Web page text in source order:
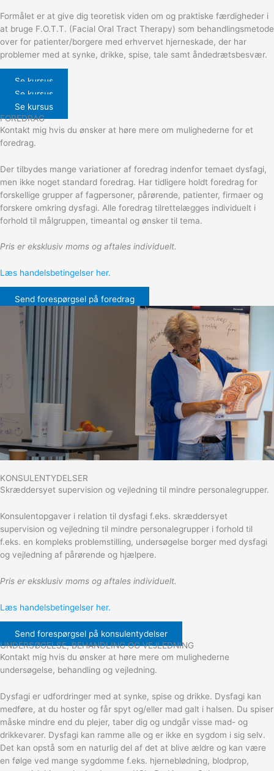
Formålet er at give dig teoretisk viden om og praktiske færdigheder i
at bruge F.O.T.T. (Facial Oral Tract Therapy) som behandlingsmetode
over for patienter/borgere med erhvervet hjerneskade, der har
problemer med at synke, drikke, spise, tale samt åndedrætsbesvær.
Se kursus
Se kursus
Se kursus
FOREDRAG
Kontakt mig hvis du ønsker at høre mere om mulighederne for et
foredrag.
Der tilbydes mange variationer af foredrag indenfor temaet dysfagi,
men ikke noget standard foredrag. Har tidligere holdt foredrag for
forskellige grupper af fagpersoner, pårørende, patienter, firmaer og
forskere omkring dysfagi. Alle foredrag tilrettelægges individuelt i
forhold til målgruppen, timeantal og ønsker til tema.
Pris er eksklusiv moms og aftales individuelt.
Læs handelsbetingelser her.
Send forespørgsel på foredrag
KONSULENTYDELSER
Skræddersyet supervision og vejledning til mindre personalegrupper.
Konsulentopgaver i relation til dysfagi f.eks. skræddersyet
supervision og vejledning til mindre personalegrupper i forhold til
f.eks. en kompleks problemstilling, undersøgelse borger med dysfagi
og vejledning af pårørende og hjælpere.
Pris er eksklusiv moms og aftales individuelt.
Læs handelsbetingelser her.
Send forespørgsel på konsulentydelser
UNDERSØGELSE, BEHANDLING OG VEJLEDNING
Kontakt mig hvis du ønsker at høre mere om mulighederne
undersøgelse, behandling og vejledning.
Dysfagi er udfordringer med at synke, spise og drikke. Dysfagi kan
medføre, at du hoster og får spyt og/eller mad galt i halsen. Du spiser
måske mindre end du plejer, taber dig og undgår visse mad- og
drikkevarer. Dysfagi kan ramme alle og er ikke en sygdom i sig selv.
Det kan opstå som en naturlig del af det at blive ældre og kan være
en følge ved mange sygdomme f.eks. hjerneblødning, blodprop,